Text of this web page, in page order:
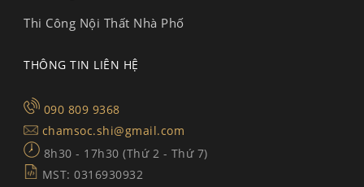
Thi Công Nội Thất Nhà Phố
THÔNG TIN LIÊN HỆ
090 809 9368
chamsoc.shi@gmail.com
8h30 - 17h30 (Thứ 2 - Thứ 7)
MST: 0316930932